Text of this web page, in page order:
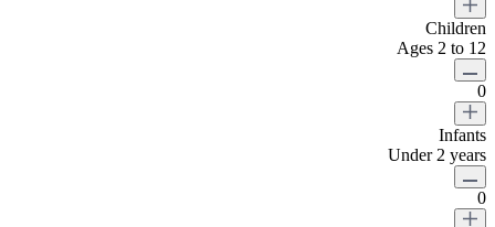
Children
Ages 2 to 12
0
Infants
Under 2 years
0